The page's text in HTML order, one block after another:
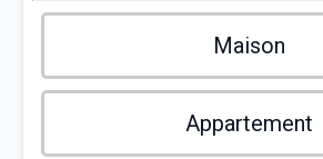
Maison
Appartement